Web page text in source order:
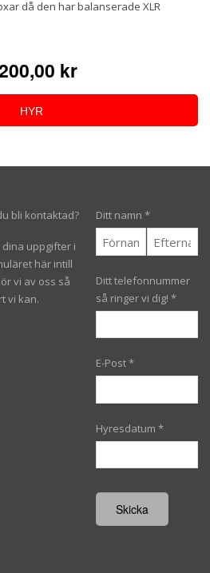
då den har balanserade XLR
kr
HYR
bli kontaktad?
dina uppgifter i
här intill
vi av oss så
vi kan.
Ditt namn *
Ditt telefonnummer
så ringer vi dig! *
E-Post*
Hyresdatum *